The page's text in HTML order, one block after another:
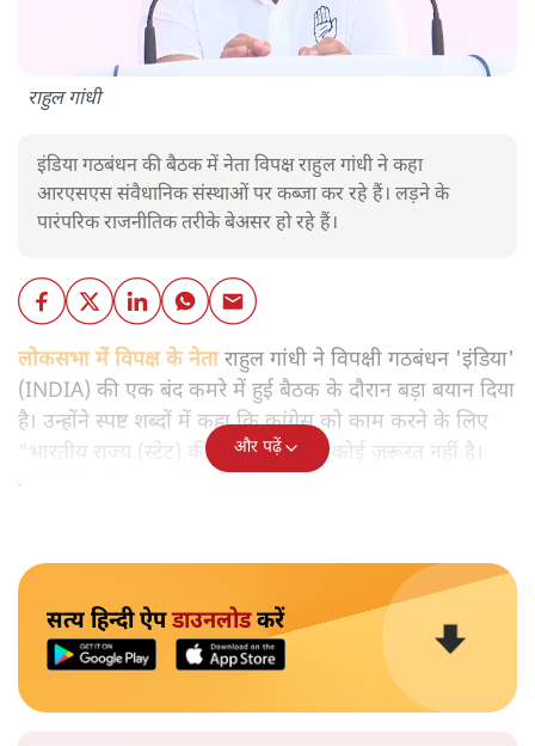
राहुल गांधी
इंडिया गठबंधन की बैठक में नेता विपक्ष राहुल गांधी ने कहा
आरएसएस संवैधानिक संस्थाओं पर कब्जा कर रहे हैं। लड़ने के
पारंपरिक राजनीतिक तरीके बेअसर हो रहे हैं।
लोकसभा में विपक्ष के नेताराहुल गांधी ने विपक्षी गठबंधन 'इंडिया'
(INDIA) की एक बंद कमरे में हुई बैठक के दौरान बड़ा बयान दिया
है। उन्होंने स्पष्ट शब्दों में कहा कि कांग्रेस को काम करने के लिए
"भारतीय राज्य (स्टेट) की निष्पक्षता" की कोई ज़रूरत नहीं है।
यानी कैसे भी हालात हों कांग्रेस काम करेगी।
और पढ़ें
सत्य हिन्दी ऐपडाउनलोडकरें